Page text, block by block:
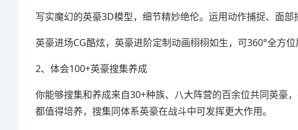
写实魔幻的英豪3D模型，细节精妙绝伦。运用动作捕捉、面部
英豪进场CG酷炫，英豪进阶定制动画栩栩如生，可360°全方位
2、体会100+英豪搜集养成
你能够搜集和养成来自30+种族、八大阵营的百余位共同英豪
都值得培养，搜集同体系英豪在战斗中可发挥更大作用。